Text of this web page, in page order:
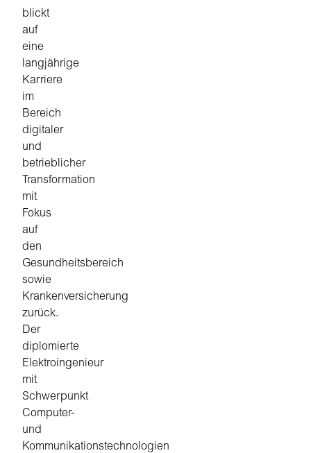
blickt
auf
eine
langjährige
Karriere
im
Bereich
digitaler
und
betrieblicher
Transformation
mit
Fokus
auf
den
Gesundheitsbereich
sowie
Krankenversicherung
zurück.
Der
diplomierte
Elektroingenieur
mit
Schwerpunkt
Computer-
und
Kommunikationstechnologien